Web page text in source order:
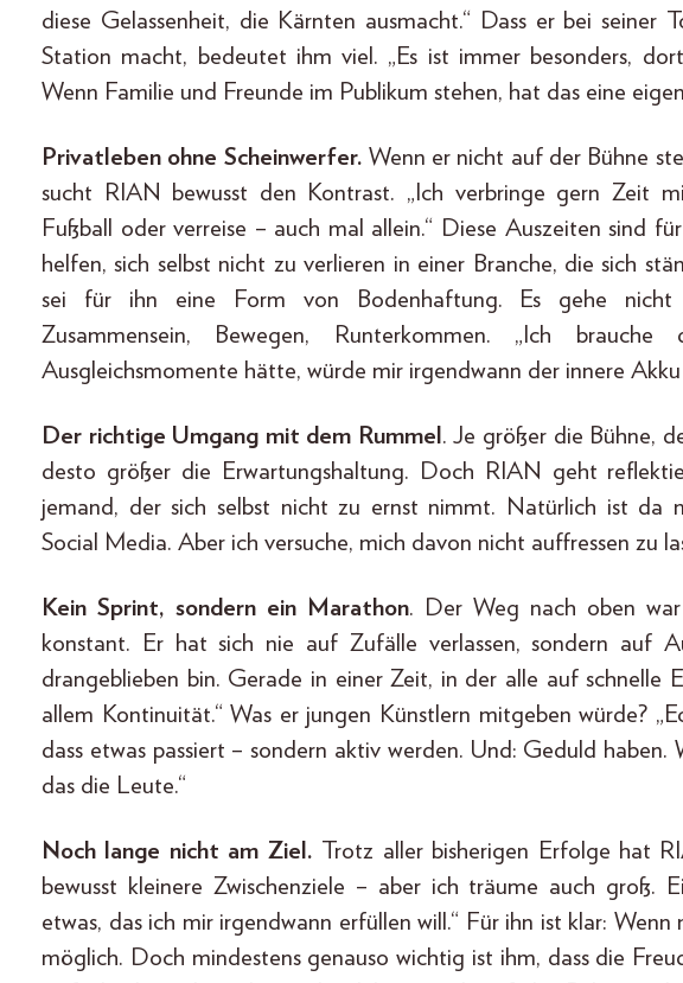
diese Gelassenheit, die Kärnten ausmacht.“ Dass er bei seiner
Station macht, bedeutet ihm viel. „Es ist immer besonders,
Wenn Familie und Freunde im Publikum stehen, hat das eine
Privatleben ohne Scheinwerfer. Wenn er nicht auf der Bühne
sucht RIAN bewusst den Kontrast. „Ich verbringe gern Zeit
Fußball oder verreise – auch mal allein.“ Diese Auszeiten sind
helfen, sich selbst nicht zu verlieren in einer Branche, die sich
sei für ihn eine Form von Bodenhaftung. Es gehe nicht
Zusammensein, Bewegen, Runterkommen. „Ich
Ausgleichsmomente hätte, würde mir irgendwann der innere Akku
Der richtige Umgang mit dem Rummel . Je größer die Bühne,
desto größer die Erwartungshaltung. Doch RIAN geht
jemand, der sich selbst nicht zu ernst nimmt. Natürlich ist da
Social Media. Aber ich versuche, mich davon nicht auffressen zu
Kein Sprint, sondern ein Marathon. Der Weg nach oben
konstant. Er hat sich nie auf Zufälle verlassen, sondern auf
drangeblieben bin. Gerade in einer Zeit, in der alle auf
allem Kontinuität.“ Was er jungen Künstlern mitgeben würde?
dass etwas passiert – sondern aktiv werden. Und: Geduld haben.
das die Leute.“
Noch lange nicht am Ziel. Trotz aller bisherigen Erfolge hat
bewusst kleinere Zwischenziele – aber ich träume auch groß.
etwas, das ich mir irgendwann erfüllen will.“ Für ihn ist klar:
möglich. Doch mindestens genauso wichtig ist ihm, dass die